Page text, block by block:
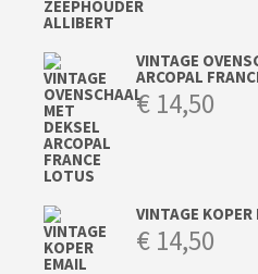
VINTAGE
ARCOPAL
€ 14,50
VINTAGE KOPER
€ 14,50